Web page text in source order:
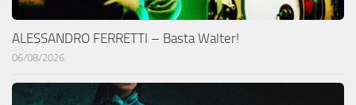
ALESSANDRO FERRETTI – Basta Walter!
06/08/2026